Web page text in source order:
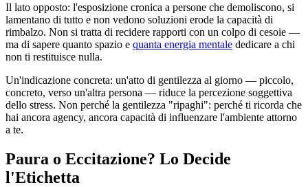
Il lato opposto: l'esposizione cronica a persone che demoliscono, si
lamentano di tutto e non vedono soluzioni erode la capacità di
rimbalzo. Non si tratta di recidere rapporti con un colpo di cesoie —
ma di sapere quanto spazio e quanta energia mentale dedicare a chi
non ti restituisce nulla.
Un'indicazione concreta: un'atto di gentilezza al giorno — piccolo,
concreto, verso un'altra persona — riduce la percezione soggettiva
dello stress. Non perché la gentilezza "ripaghi": perché ti ricorda che
hai ancora agency, ancora capacità di influenzare l'ambiente attorno
a te.
Paura o Eccitazione? Lo Decide
l'Etichetta